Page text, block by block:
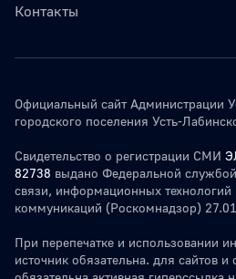
Контакты
Официальный сайт Администрации
городского поселения Усть-
Свидетельство о регистрации СМИ
82738 выдано Федеральной
связи, информационных
коммуникаций (Роскомнадзор)
При перепечатке и использовании
источник обязательна. для сайтов и